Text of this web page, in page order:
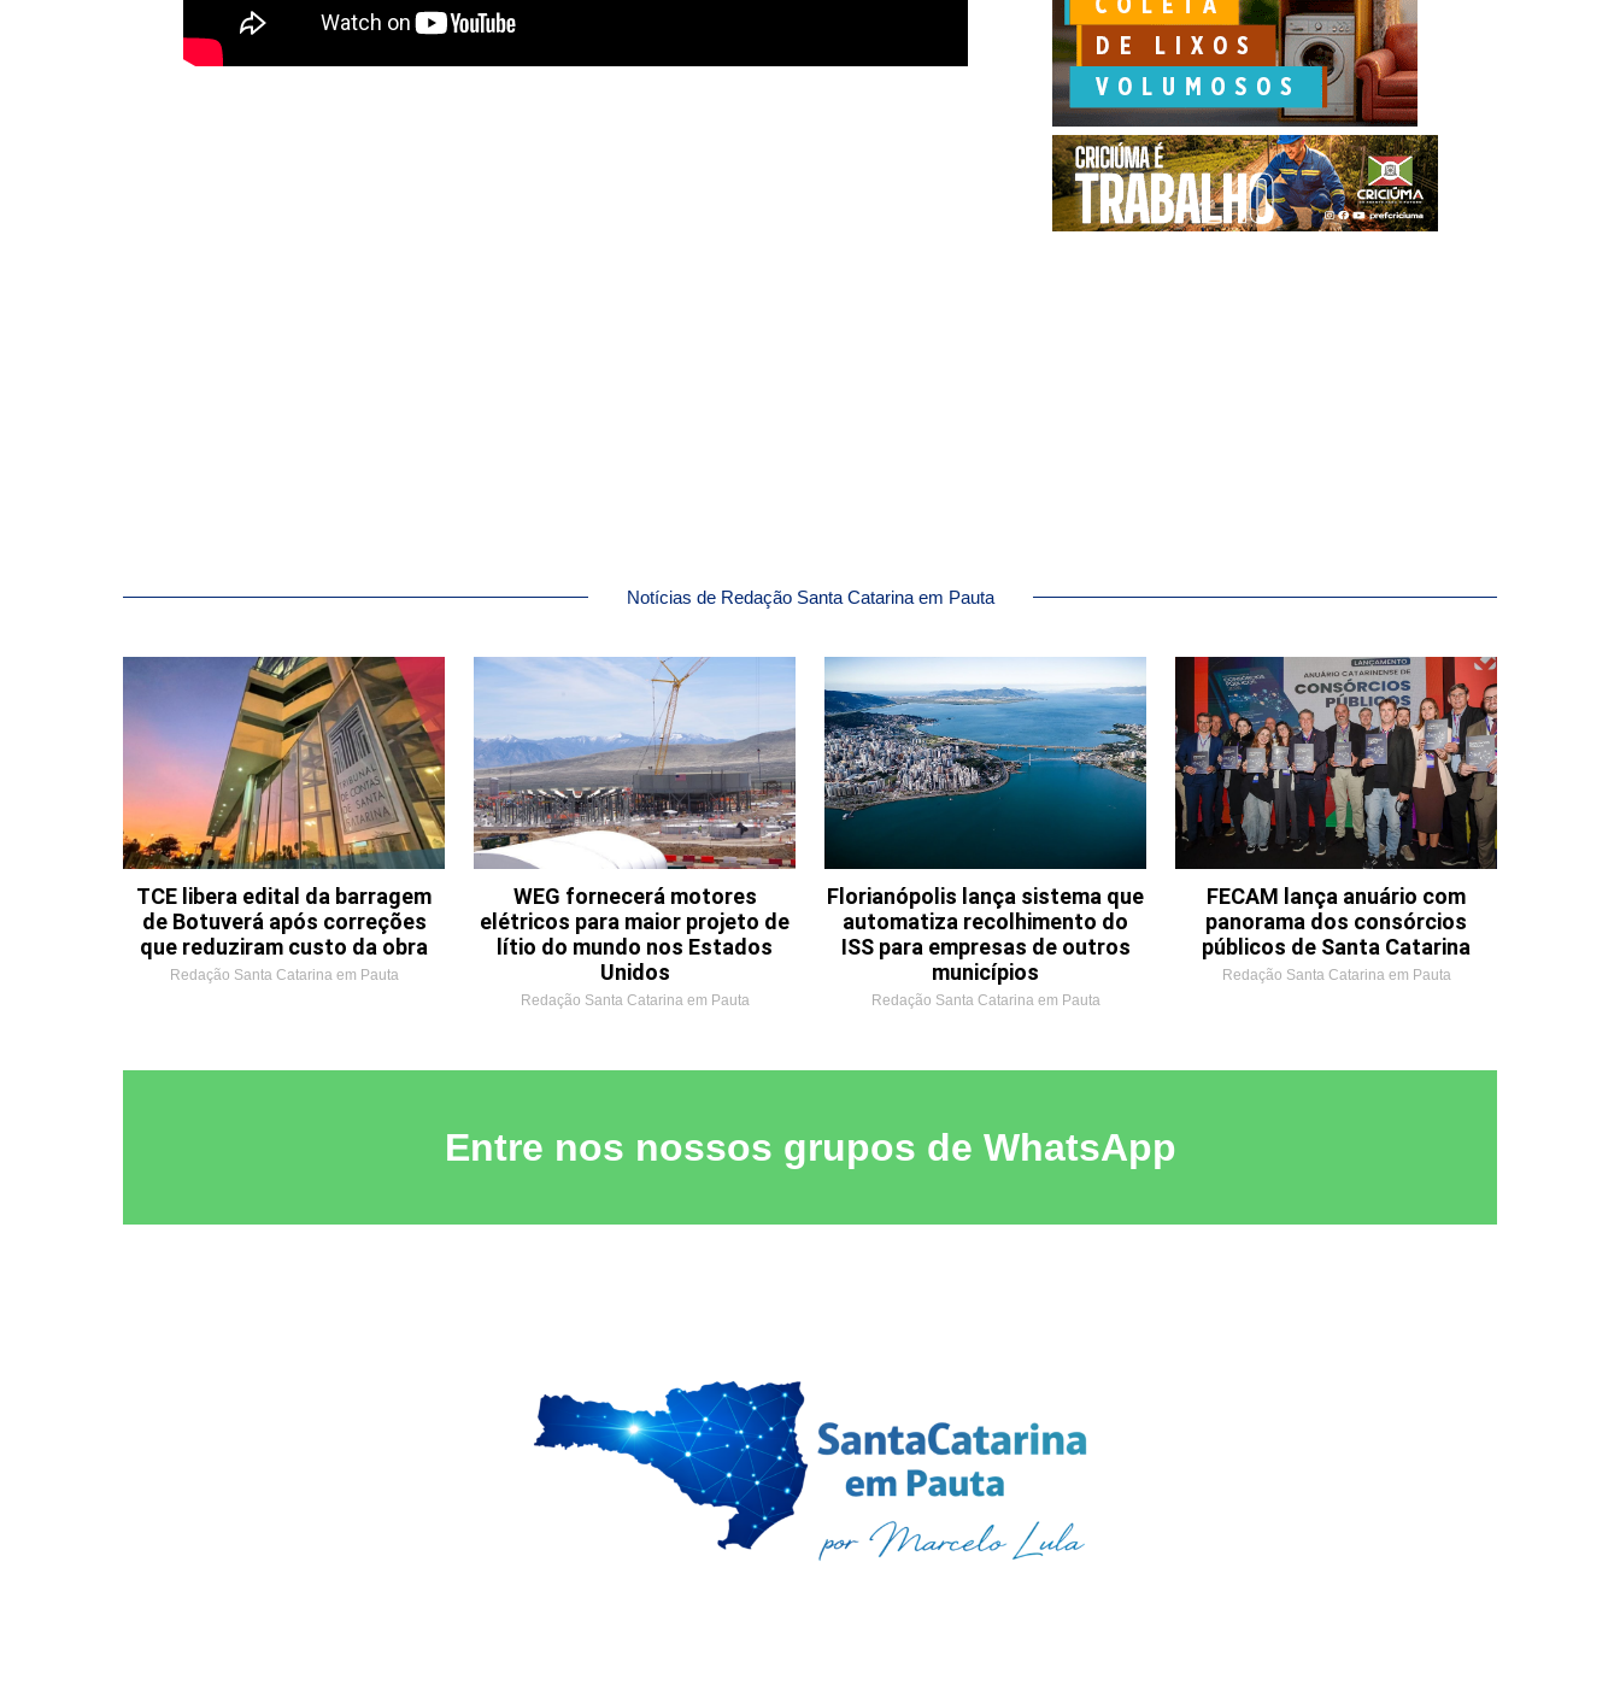
Notícias de Redação Santa Catarina em Pauta
TCE libera edital da barragem
de Botuverá após correções
que reduziram custo da obra
Redação Santa Catarina em Pauta
WEG fornecerá motores
elétricos para maior projeto de
lítio do mundo nos Estados
Unidos
Redação Santa Catarina em Pauta
Florianópolis lança sistema que
automatiza recolhimento do
ISS para empresas de outros
municípios
Redação Santa Catarina em Pauta
FECAM lança anuário com
panorama dos consórcios
públicos de Santa Catarina
Redação Santa Catarina em Pauta
Entre nos nossos grupos de WhatsApp